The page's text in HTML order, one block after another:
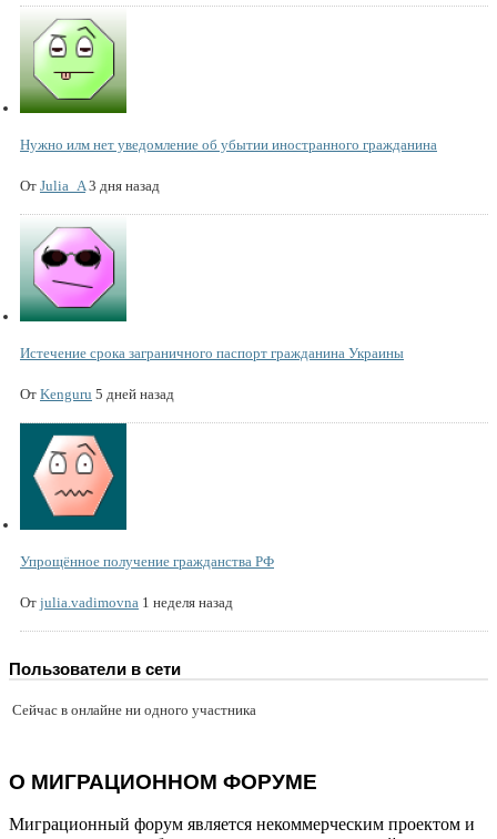
Нужно илм нет уведомление об убытии иностранного гражданина
От Julia_A 3 дня назад
Истечение срока заграничного паспорт гражданина Украины
От Kenguru 5 дней назад
Упрощённое получение гражданства РФ
От julia.vadimovna 1 неделя назад
Пользователи в сети
Сейчас в онлайне ни одного участника
О МИГРАЦИОННОМ ФОРУМЕ
Миграционный форум является некоммерческим проектом и